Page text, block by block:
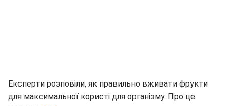
Експерти розповіли, як правильно вживати фрукти
для максимальної користі для організму. Про це